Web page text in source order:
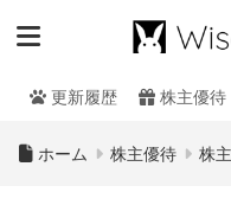
更新履歴 株主優待
ホーム 株主優待 株